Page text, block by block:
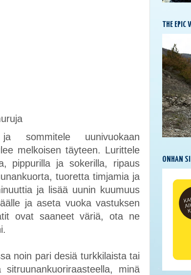
sommitele uunivuokaan
melkoisen täyteen. Lurittele
pippurilla ja sokerilla, ripaus
tuoretta timjamia ja
ja lisää uunin kuumuus
ja aseta vuoka vastuksen
ovat saaneet väriä, ota ne
noin pari desiä turkkilaista tai
minä
THE EPIC
ONHAN